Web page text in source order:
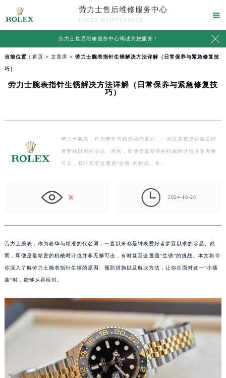
劳力士售后维修服务中心
ROLEX MAINTENANCE

劳力士售后维修服务中心竭诚为您服务！ 
当前位置： 首页 > 文章库 > 劳力士腕表指针生锈解决方法详解（日常保养与紧急修复技
巧）
劳力士腕表指针生锈解决方法详解（日常保养与紧急修复技
巧）
劳力士腕表，作为奢华与精准的代名词，一直以来都是钟表爱好
者梦寐以求的珍品。然而，即便是最精密的机械时计也并非无懈
可击，有时甚至会遭遇“生锈”的挑战。本…
次  2024-10-26
劳力士腕表，作为奢华与精准的代名词，一直以来都是钟表爱好者梦寐以求的珍品。然
而，即便是最精密的机械时计也并非无懈可击，有时甚至会遭遇“生锈”的挑战。本文将带
你深入了解劳力士腕表指针生锈的原因、预防措施以及解决方法，让你在面对这一“小插
曲”时，能够从容应对。